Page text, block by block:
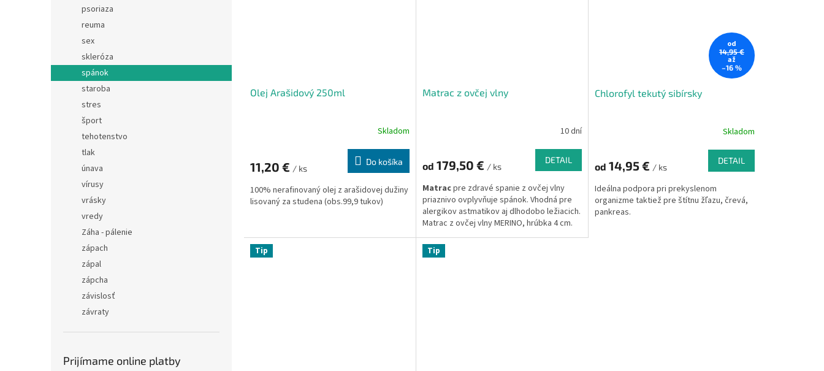
psoriaza
reuma
sex
skleróza
spánok
staroba
stres
šport
tehotenstvo
tlak
únava
vírusy
vrásky
vredy
Záha - pálenie
zápach
zápal
zápcha
závislosť
závraty
Prijímame online platby
Olej Arašidový 250ml
Skladom
11,20 € / ks
Do košíka
100% nerafinovaný olej z arašidovej dužiny
lisovaný za studena (obs.99,9 tukov)
Matrac z ovčej vlny
10 dní
od 179,50 € / ks
DETAIL
Matracpre zdravé spanie z ovčej vlny
priaznivo ovplyvňuje spánok. Vhodná pre
alergikov astmatikov aj dlhodobo ležiacich.
Matrac z ovčej vlny MERINO, hrúbka 4 cm.
Jadro matraca je tvorené tzv. sendvičom,
ktorý tvorí molitanová pena s tvarovou
pamäťou. Je potiahnutá 100% ovčou vlnou.
od
14,95 €
až
–16 %
Chlorofyl tekutý sibírsky
Skladom
od 14,95 € / ks
DETAIL
Ideálna podpora pri prekyslenom
organizme taktiež pre štítnu žľazu, črevá,
pankreas.
Tip Tip